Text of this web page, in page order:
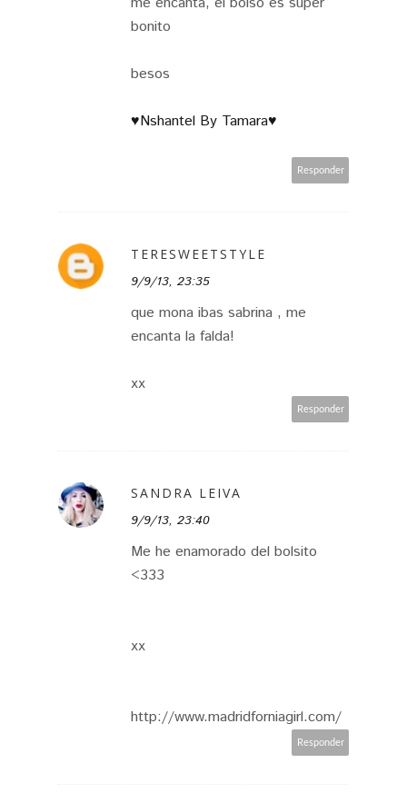
bonito
besos
♥Nshantel By Tamara♥
Responder
TERESWEETSTYLE
9/9/13, 23:35
que mona ibas sabrina , me
encanta la falda!
xx
Responder
SANDRA LEIVA
9/9/13, 23:40
Me he enamorado del bolsito
<333
xx
http://www.madridforniagirl.com/
Responder